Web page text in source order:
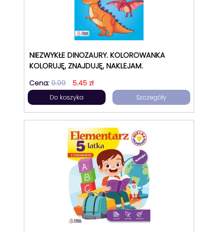
NIEZWYKŁE DINOZAURY. KOLOROWANKA
KOLORUJĘ, ZNAJDUJĘ, NAKLEJAM.
Cena: 9.99 5.45 zł
Do koszyka Szczegóły